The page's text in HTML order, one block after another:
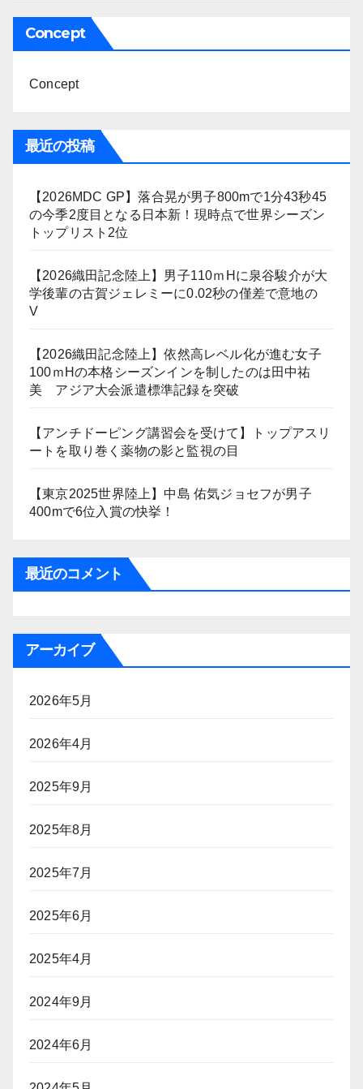
ー
ジ
送
Concept
Concept
最近の投稿
【2026MDC GP】落合晃が男子800mで1分43秒45
の今季2度目となる日本新！現時点で世界シーズン
トップリスト2位
【2026織田記念陸上】男子110ｍHに泉谷駿介が大
学後輩の古賀ジェレミーに0.02秒の僅差で意地の
V
【2026織田記念陸上】依然高レベル化が進む女子
100ｍHの本格シーズンインを制したのは田中祐
美 アジア大会派遣標準記録を突破
【アンチドーピング講習会を受けて】トップアスリ
ートを取り巻く薬物の影と監視の目
【東京2025世界陸上】中島 佑気ジョセフが男子
400mで6位入賞の快挙！
最近のコメント
アーカイブ
2026年5月
2026年4月
2025年9月
2025年8月
2025年7月
2025年6月
2025年4月
2024年9月
2024年6月